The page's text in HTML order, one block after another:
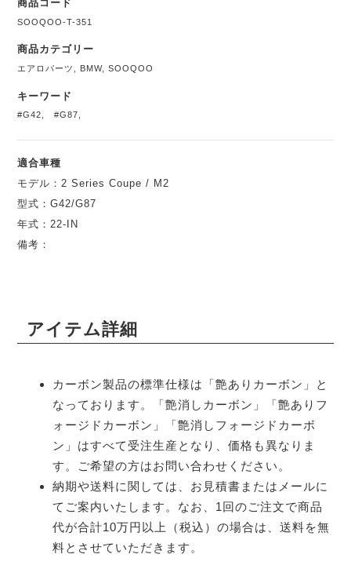
商品コード
SOOQOO-T-351
商品カテゴリー
エアロパーツ BMW,SOOQOO
キーワード
#G42 ,#G87
適合車種
モデル：2 Series Coupe / M2
型式：G42/G87
年式：22-IN
備考：
アイテム詳細
カーボン製品の標準仕様は「艶ありカーボン」と
なっております。「艶消しカーボン」「艶ありフ
ォージドカーボン」「艶消しフォージドカーボ
ン」はすべて受注生産となり、価格も異なりま
す。ご希望の方はお問い合わせください。
納期や送料に関しては、お見積書またはメールに
てご案内いたします。なお、1回のご注文で商品
代が合計10万円以上（税込）の場合は、送料を無
料とさせていただきます。